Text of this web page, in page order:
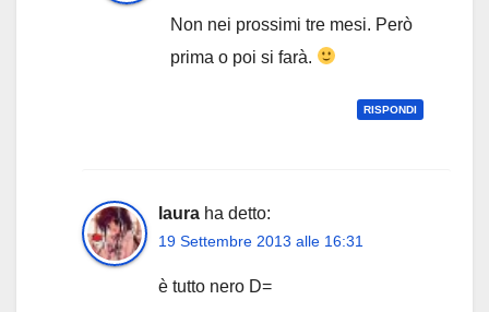
Non nei prossimi tre mesi. Però
prima o poi si farà.
RISPONDI
laura ha detto:
19 Settembre 2013 alle 16:31
è tutto nero D=